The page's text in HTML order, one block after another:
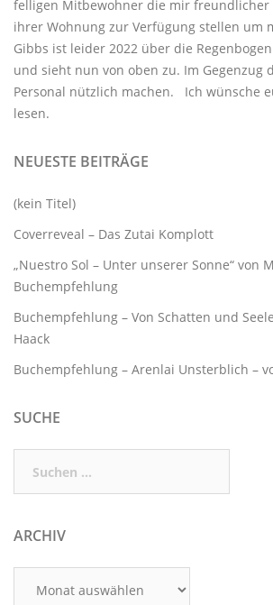
felligen Mitbewohner die mir freundlicher
ihrer Wohnung zur Verfügung stellen um
Gibbs ist leider 2022 über die
und sieht nun von oben zu. Im Gegenzug
Personal nützlich machen. Ich wünsche
lesen.
NEUESTE BEITRÄGE
(kein Titel)
Coverreveal – Das Zutai Komplott
„Nuestro Sol – Unter unserer Sonne“ von
Buchempfehlung
Buchempfehlung – Von Schatten und
Haack
Buchempfehlung – Arenlai Unsterblich –
SUCHE
nach:
ARCHIV